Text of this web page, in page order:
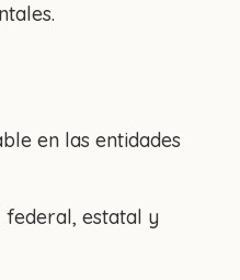
en las entidades
federal, estatal y